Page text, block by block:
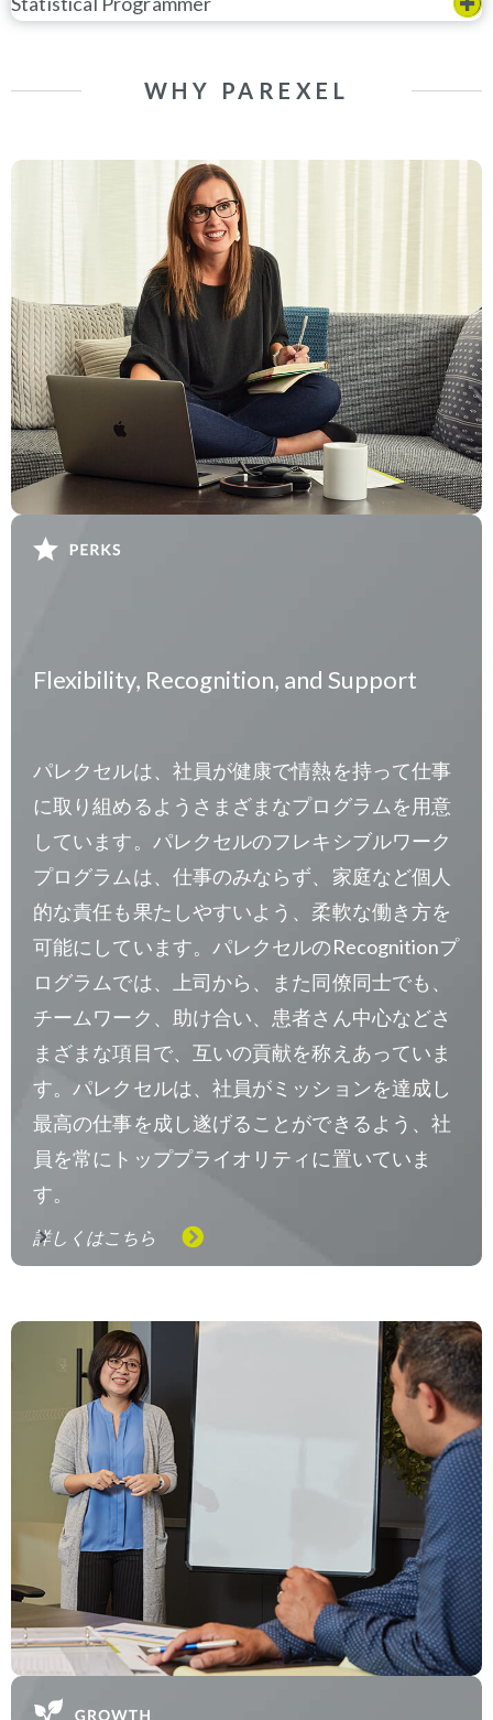
WHY PAREXEL
Flexibility, Recognition, and Support
パレクセルは、社員が健康で情熱を持って仕事
に取り組めるようさまざまなプログラムを用意
しています。パレクセルのフレキシブルワーク
プログラムは、仕事のみならず、家庭など個人
的な責任も果たしやすいよう、柔軟な働き方を
可能にしています。パレクセルのRecognitionプ
ログラムでは、上司から、また同僚同士でも、
チームワーク、助け合い、患者さん中心などさ
まざまな項目で、互いの貢献を称えあっていま
す。パレクセルは、社員がミッションを達成し
最高の仕事を成し遂げることができるよう、社
員を常にトッププライオリティに置いていま
す。
詳しくはこちら